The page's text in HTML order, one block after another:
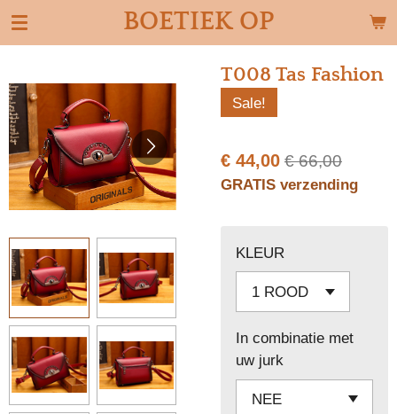
Ga
direct
de
hoofdinhoud
BOETIEK OP
T008 Tas Fashion
Sale!
€ 44,00 € 66,00
GRATIS verzending
KLEUR
In combinatie met
uw jurk